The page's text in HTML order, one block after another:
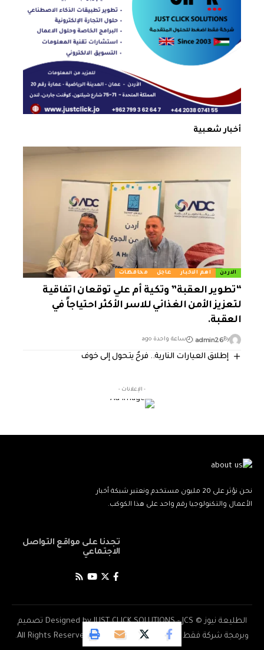
أخبار شعبية
الاردن اهم الاخبار عاجل محافظات
“تطوير العقبة” وتكية أم علي توقعان اتفاقية
لتعزيز الأمن الغذائي للاسر الأكثر احتياجاً في
العقبة.
By
admin26 ساعة واحدة ago
إطلاق العيارات النارية.. فرحٌ يتحول إلى خوف
- الإعلانات -
نحن نؤثر على 20 مليون مستخدم ونعتبر شبكة أخبار
الأعمال والتكنولوجيا رقم واحد على هذا الكوكب.
تجدنا على مواقع التواصل
الاجتماعي
الطليعة نيوز © Designed by JUST CLICK SOLUTIONS - JCS تصميم
وبرمجة شركة فقط اضغط للحلول المتقدمة . All Rights Reserved.